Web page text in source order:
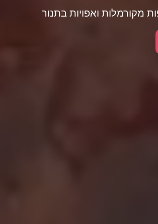
מקורמלות ואפויות בתנור